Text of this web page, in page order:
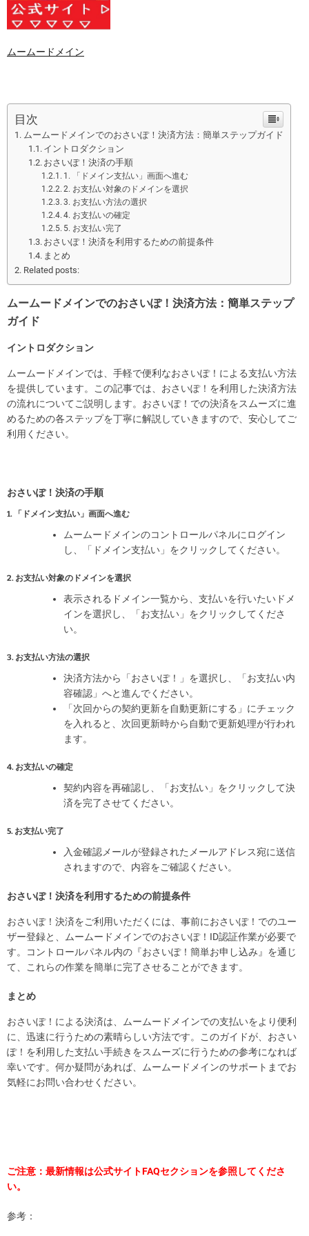
ムームードメイン
目次
ムームードメインでのおさいぽ！決済方法：簡単ステップガイド
イントロダクション
おさいぽ！決済の手順
1. 「ドメイン支払い」画面へ進む
2. お支払い対象のドメインを選択
3. お支払い方法の選択
4. お支払いの確定
5. お支払い完了
おさいぽ！決済を利用するための前提条件
まとめ
Related posts:
ムームードメインでのおさいぽ！決済方法：簡単ステップ
ガイド
イントロダクション
ムームードメインでは、手軽で便利なおさいぽ！による支払い方法
を提供しています。この記事では、おさいぽ！を利用した決済方法
の流れについてご説明します。おさいぽ！での決済をスムーズに進
めるための各ステップを丁寧に解説していきますので、安心してご
利用ください。
おさいぽ！決済の手順
1. 「ドメイン支払い」画面へ進む
ムームードメインのコントロールパネルにログイン
し、「ドメイン支払い」をクリックしてください。
2. お支払い対象のドメインを選択
表示されるドメイン一覧から、支払いを行いたいドメ
インを選択し、「お支払い」をクリックしてくださ
い。
3. お支払い方法の選択
決済方法から「おさいぽ！」を選択し、「お支払い内
容確認」へと進んでください。
「次回からの契約更新を自動更新にする」にチェック
を入れると、次回更新時から自動で更新処理が行われ
ます。
4. お支払いの確定
契約内容を再確認し、「お支払い」をクリックして決
済を完了させてください。
5. お支払い完了
入金確認メールが登録されたメールアドレス宛に送信
されますので、内容をご確認ください。
おさいぽ！決済を利用するための前提条件
おさいぽ！決済をご利用いただくには、事前におさいぽ！でのユー
ザー登録と、ムームードメインでのおさいぽ！ID認証作業が必要で
す。コントロールパネル内の『おさいぽ！簡単お申し込み』を通じ
て、これらの作業を簡単に完了させることができます。
まとめ
おさいぽ！による決済は、ムームードメインでの支払いをより便利
に、迅速に行うための素晴らしい方法です。このガイドが、おさい
ぽ！を利用した支払い手続きをスムーズに行うための参考になれば
幸いです。何か疑問があれば、ムームードメインのサポートまでお
気軽にお問い合わせください。
ご注意：最新情報は公式サイトFAQセクションを参照してくださ
い。
参考：